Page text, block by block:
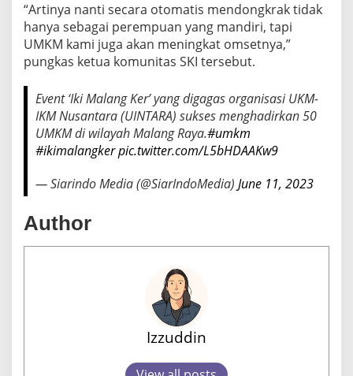
“Artinya nanti secara otomatis mendongkrak tidak
hanya sebagai perempuan yang mandiri, tapi
UMKM kami juga akan meningkat omsetnya,”
pungkas ketua komunitas SKI tersebut.
Event ‘Iki Malang Ker’ yang digagas organisasi UKM-
IKM Nusantara (UINTARA) sukses menghadirkan 50
UMKM di wilayah Malang Raya.#umkm
#ikimalangkerpic.twitter.com/L5bHDAAKw9
— Siarindo Media (@SiarIndoMedia) June 11, 2023
Author
Izzuddin